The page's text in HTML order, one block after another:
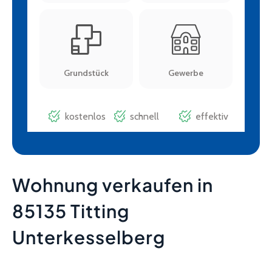
Wohnung verkaufen in
85135 Titting
Unterkesselberg